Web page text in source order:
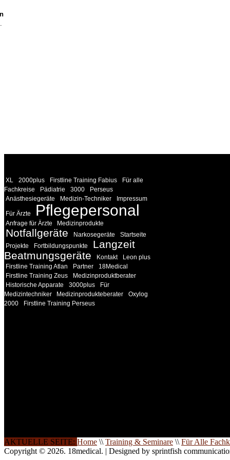
XL 2000plus Firstline Training Fabius
Für alle
Fachkreise
Pädiatrie 3000
Perseus
Anästhesiegeräte
Medizin-Techniker Impressum
Für Ärzte Pflegepersonal
Anfrage für Ärzte Medizinprodukte
Notfallgeräte Narkosegeräte
Startseite
Projekte
Fortbildungspunkte
Langzeit
Beatmungsgeräte
Kontakt
Leon plus
Firstline Training Atlan
Partner
18Medical
Firstline Training Zeus
Medizinproduktberater
Historische Apparate
3000plus
Für
Medizintechniker
Medizinprodukteberater
Oxylog
2000
Firstline Training Perseus
AKTUELLE SEITE: Home \\ Training & Seminare \\ Für Alle
Copyright © 2026. 18medical. | Designed by sprintfish